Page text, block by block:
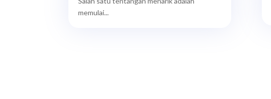
memulai...